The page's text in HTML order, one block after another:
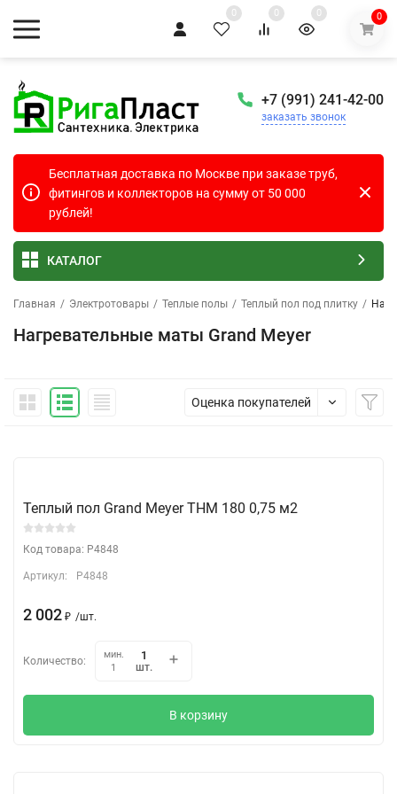
0 0 0 0
+7 (991) 241-42-00
заказать звонок
Бесплатная доставка по Москве при заказе труб,
фитингов и коллекторов на сумму от 50 000
рублей!
КАТАЛОГ
Главная / Электротовары / Теплые полы / Теплый пол под плитку /
Нагревательные маты Grand Meyer
Оценка покупателей
Теплый пол Grand Meyer THM 180 0,75 м2
Код товара: P4848
Артикул: P4848
2 002 ₽ /шт.
Количество:
мин.
1
шт.
В корзину